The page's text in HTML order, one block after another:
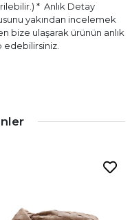
* ⁠ Anlık Detay
yakından incelemek
bize ulaşarak ürünün anlık
edebilirsiniz.